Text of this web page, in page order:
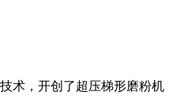
术，开创了超压梯形磨粉机